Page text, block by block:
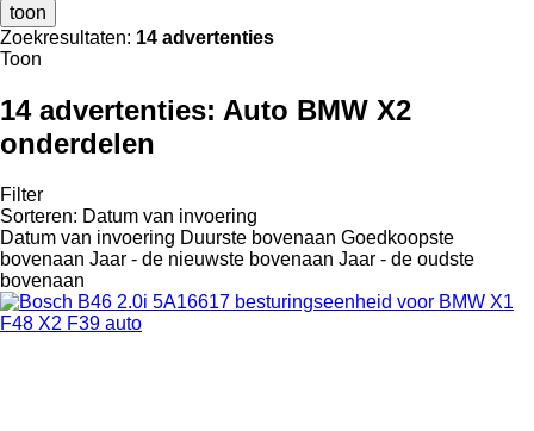
toon
Zoekresultaten: 14 advertenties
Toon
14 advertenties: Auto BMW X2
onderdelen
Filter
Sorteren: Datum van invoering
Datum van invoering Duurste bovenaan Goedkoopste
bovenaan Jaar - de nieuwste bovenaan Jaar - de oudste
bovenaan